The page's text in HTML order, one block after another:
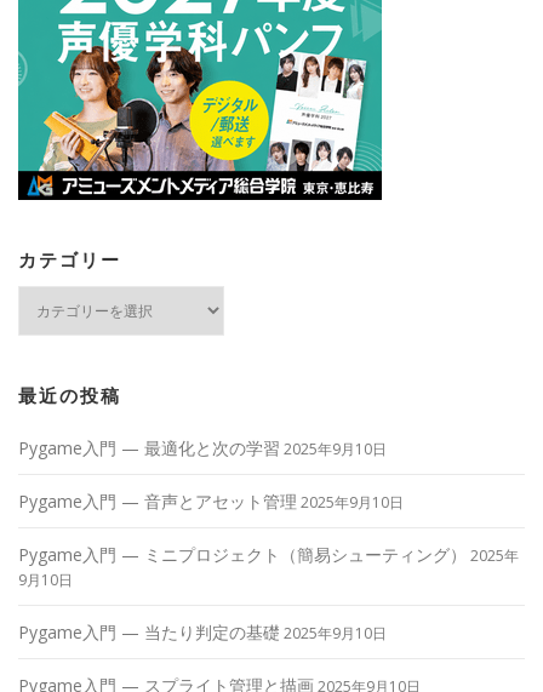
カテゴリー
ー
最近の投稿
Pygame入門 — 最適化と次の学習 2025年9月10日
Pygame入門 — 音声とアセット管理 2025年9月10日
Pygame入門 — ミニプロジェクト（簡易シューティング）
2025年
9月10日
Pygame入門 — 当たり判定の基礎 2025年9月10日
Pygame入門 — スプライト管理と描画2025年9月10日